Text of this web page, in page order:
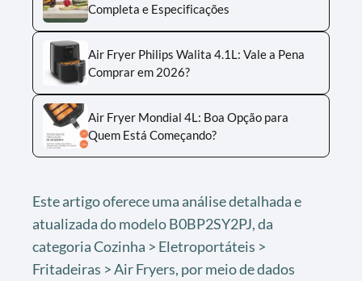
Completa e Especificações
Air Fryer Philips Walita 4.1L: Vale a Pena
Comprar em 2026?
Air Fryer Mondial 4L: Boa Opção para
Quem Está Começando?
Este artigo oferece uma análise detalhada e
atualizada do modelo B0BP2SY2PJ, da
categoria Cozinha > Eletroportáteis >
Fritadeiras > Air Fryers, por meio de dados